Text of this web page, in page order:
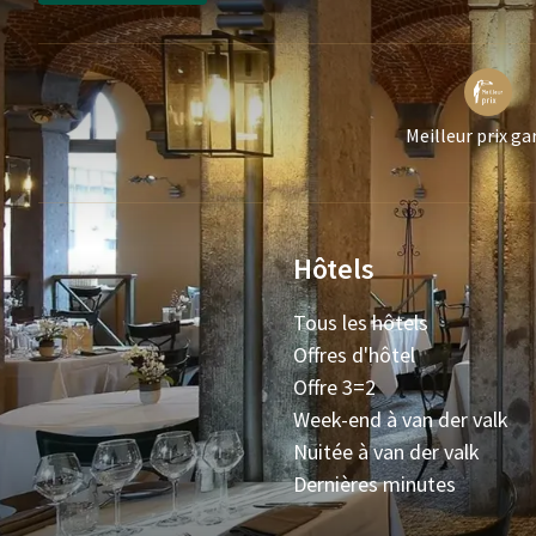
Meilleur prix
Hôtels
Tous les hôtels
Offres d'hôtel
Offre 3=2
Week-end à van der valk
Nuitée à van der valk
Dernières minutes